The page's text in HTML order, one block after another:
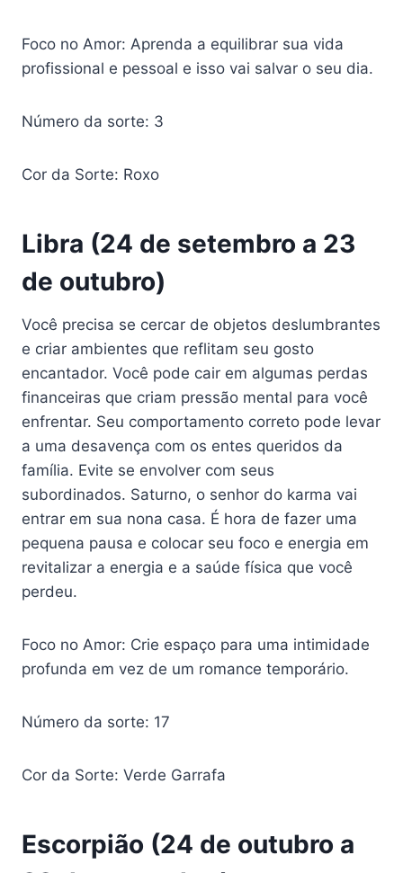
Foco no Amor: Aprenda a equilibrar sua vida
profissional e pessoal e isso vai salvar o seu dia.
Número da sorte: 3
Cor da Sorte: Roxo
Libra (24 de setembro a 23
de outubro)
Você precisa se cercar de objetos deslumbrantes
e criar ambientes que reflitam seu gosto
encantador. Você pode cair em algumas perdas
financeiras que criam pressão mental para você
enfrentar. Seu comportamento correto pode levar
a uma desavença com os entes queridos da
família. Evite se envolver com seus
subordinados. Saturno, o senhor do karma vai
entrar em sua nona casa. É hora de fazer uma
pequena pausa e colocar seu foco e energia em
revitalizar a energia e a saúde física que você
perdeu.
Foco no Amor: Crie espaço para uma intimidade
profunda em vez de um romance temporário.
Número da sorte: 17
Cor da Sorte: Verde Garrafa
Escorpião (24 de outubro a